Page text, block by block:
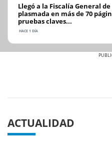
Llegó a la Fiscalía General
plasmada en más de 70
pruebas claves...
HACE 1 DÍA
ACTUALIDAD